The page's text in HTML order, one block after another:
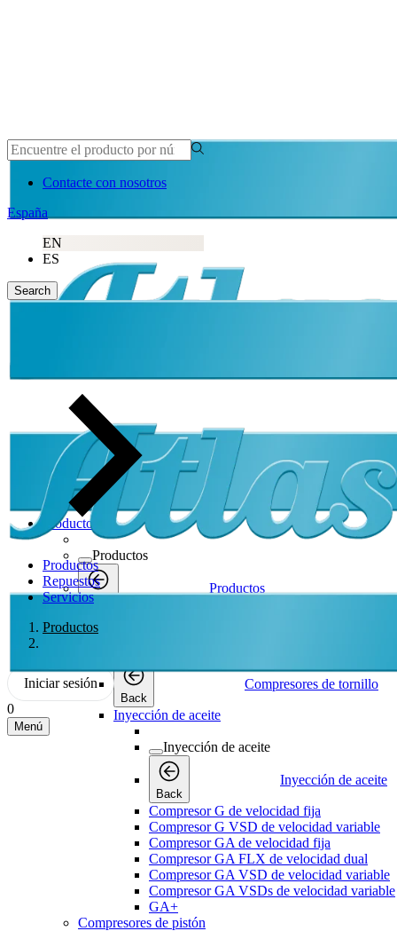
Contacte con nosotros
España
EN
ES
Search
Productos
Repuestos
Servicios
Productos
Iniciar sesión
0
Menú
Productos
Productos
Back
Productos
Back
Compresores de tornillo
Inyección de aceite
Inyección de aceite
Back
Inyección de aceite
Compresor G de velocidad fija
Compresor G VSD de velocidad variable
Compresor GA de velocidad fija
Compresor GA FLX de velocidad dual
Compresor GA VSD de velocidad variable
Compresor GA VSDs de velocidad variable
GA+
Compresores de pistón